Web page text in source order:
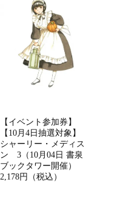
【イベント参加券】
【10月4日抽選対象】
シャーリー・メディス
ン 3（10月04日 書泉
ブックタワー開催）
2,178円（税込）